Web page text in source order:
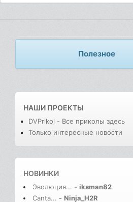
Полезное
НАШИ ПРОЕКТЫ
DVPrikol - Все приколы здесь
Только интересные новости
НОВИНКИ
Эволюция... - iksman82
Canta... - Ninja_H2R